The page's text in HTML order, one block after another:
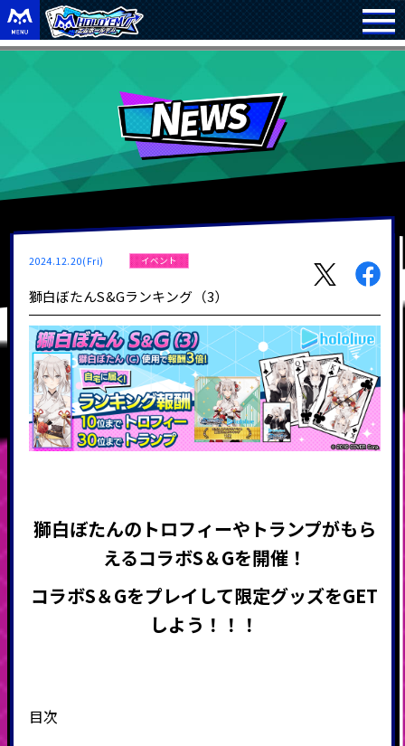
2024.12.20(Fri) イベント
獅白ぼたんS&Gランキング（3）
獅白ぼたんのトロフィーやトランプがもら
えるコラボS＆Gを開催！
コラボS＆Gをプレイして限定グッズをGET
しよう！！！
目次